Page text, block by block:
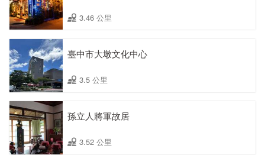
3.46 公里
臺中市大墩文化中心
3.5 公里
孫立人將軍故居
3.52 公里